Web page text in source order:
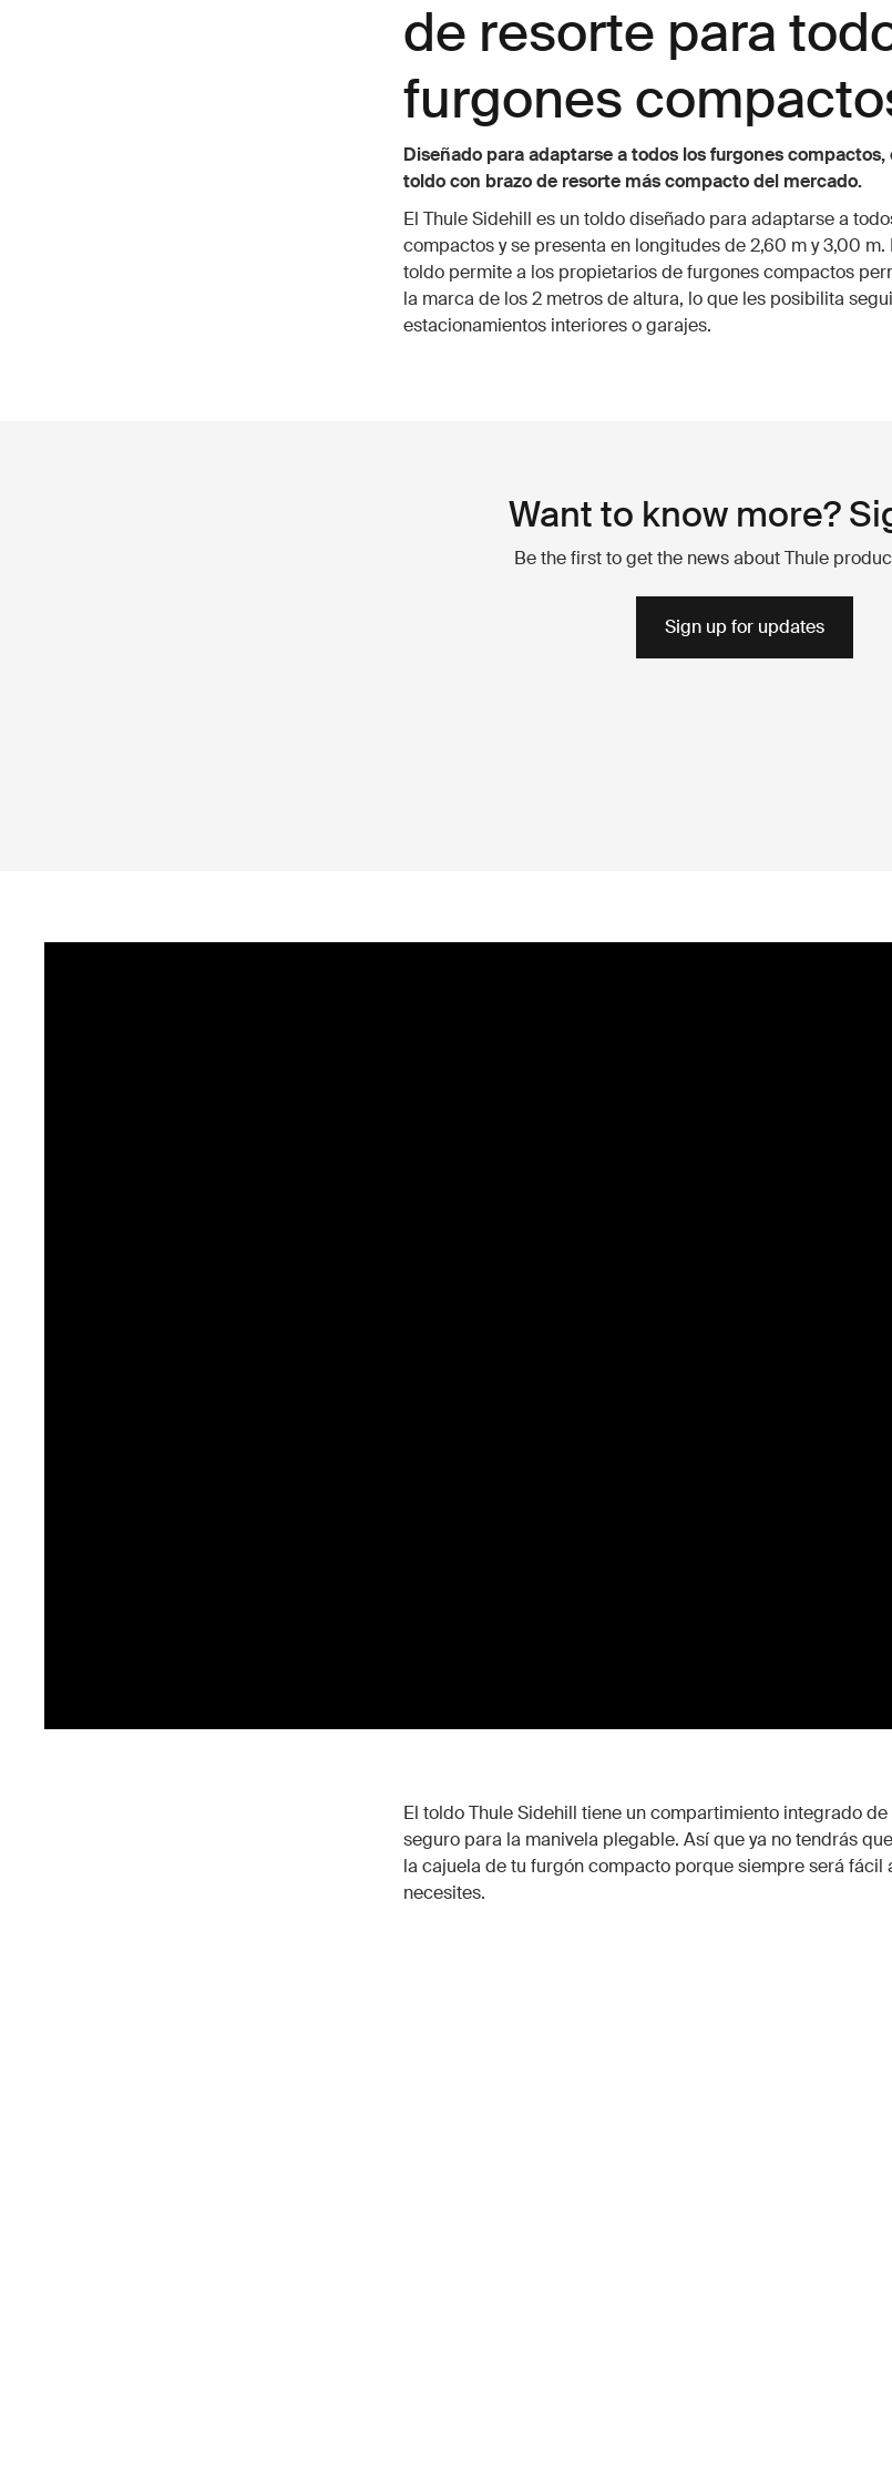
de resorte para
furgones
Diseñado para adaptarse a todos los furgones compactos,
toldo con brazo de resorte más compacto del mercado.
El Thule Sidehill es un toldo diseñado para adaptarse a
compactos y se presenta en longitudes de 2,60 m y 3,00
toldo permite a los propietarios de furgones compactos
la marca de los 2 metros de altura, lo que les posibilita
estacionamientos interiores o garajes.
Want to know more?
Be the first to get the news about Thule
Sign up for updates
El toldo Thule Sidehill tiene un compartimiento integrado
seguro para la manivela plegable. Así que ya no tendrás
la cajuela de tu furgón compacto porque siempre será fácil
necesites.